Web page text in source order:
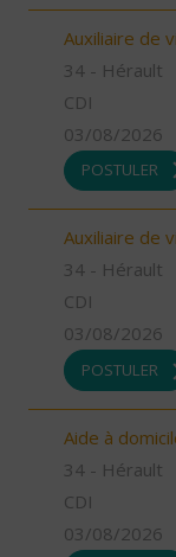
Auxiliaire de
34 - Hérault
CDI
03/08/2026
POSTULER
Auxiliaire de
34 - Hérault
CDI
03/08/2026
POSTULER
Aide à
34 - Hérault
CDI
03/08/2026